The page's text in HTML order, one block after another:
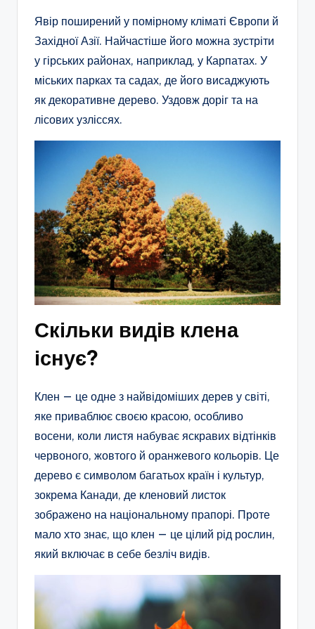
Явір поширений у помірному кліматі Європи й
Західної Азії. Найчастіше його можна зустріти
у гірських районах, наприклад, у Карпатах. У
міських парках та садах, де його висаджують
як декоративне дерево. Уздовж доріг та на
лісових узліссях.
Скільки видів клена
існує?
Клен — це одне з найвідоміших дерев у світі,
яке приваблює своєю красою, особливо
восени, коли листя набуває яскравих відтінків
червоного, жовтого й оранжевого кольорів. Це
дерево є символом багатьох країн і культур,
зокрема Канади, де кленовий листок
зображено на національному прапорі. Проте
мало хто знає, що клен — це цілий рід рослин,
який включає в себе безліч видів.